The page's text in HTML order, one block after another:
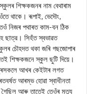
শিক্ষকজনৰ নাম বেথাৰাম
থাকে। ৰূপাই, ভেদৌং,
নিজৰ পথাৰত কাম-বন ঠিক
ছাত্র। সিহঁত স্বভাৱত
চৌহদত থকা জৰি গছজোপাৰ
শিক্ষকজনে স্কুল ছুটি দিয়ে।
আখৰ কেইটাৰ লগত
আৰম্ভ হোৱা স্বাধীনতা
গৈছিল আৰু তাতেই তেওঁৰ মৃত্যু